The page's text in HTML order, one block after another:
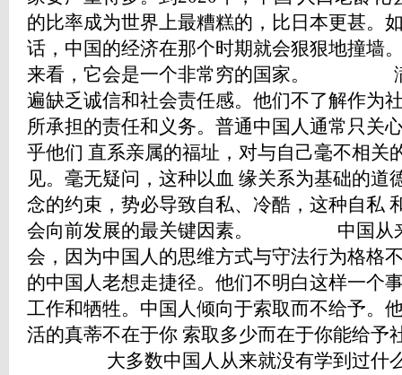
的比率成为世界上最糟糕的，比日本更甚。
话，中国的经济在那个时期就会狠狠地撞墙
来看，它会是一个非常穷的国家。 满
遍缺乏诚信和社会责任感。他们不了解作为
所承担的责任和义务。普通中国人通常只关
乎他们 直系亲属的福址，对与自己毫不相关
见。毫无疑问，这种以血 缘关系为基础的道
念的约束，势必导致自私、冷酷，这种自私
会向前发展的最关键因素。 中国从来
会，因为中国人的思维方式与守法行为格格
的中国人老想走捷径。他们不明白这样一个
工作和牺牲。中国人倾向于索取而不给予。
活的真蒂不在于你 索取多少而在于你能给予
大多数中国人从来就没有学到过什么